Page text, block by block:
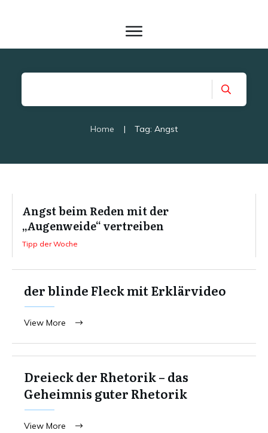
Home | Tag: Angst
Angst beim Reden mit der
„Augenweide“ vertreiben
Tipp der Woche
der blinde Fleck mit Erklärvideo
View More
Dreieck der Rhetorik – das
Geheimnis guter Rhetorik
View More